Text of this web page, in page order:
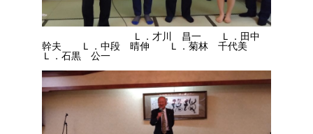
Ｌ．才川 昌一 Ｌ．田中
幹夫 Ｌ．中段 晴伸 Ｌ．菊林 千代美
Ｌ．石黒 公一